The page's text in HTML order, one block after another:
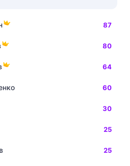
87
80
64
60
30
25
25